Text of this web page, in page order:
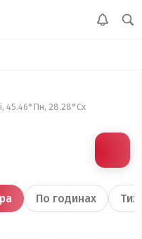
45.46°Пн, 28.28°Сх
По годинах